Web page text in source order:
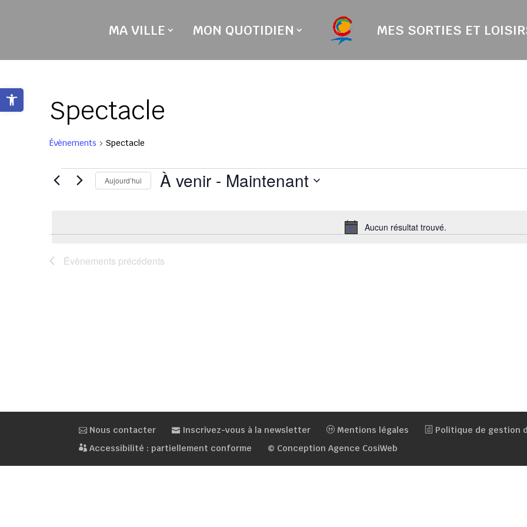
Ouvrir la barre d’outils
MA VILLE MON QUOTIDIEN MES SORTIES ET
Spectacle
Évènements Spectacle
Évènements
Notice
Aucun résultat trouvé.
Aujourd’hui À venir - Maintenant
date.
Évènements précédents
Nous contacter Inscrivez-vous à la newsletter Mentions légales
Politique de gestion
Accessibilité : partiellement conforme
© Conception Agence CosiWeb